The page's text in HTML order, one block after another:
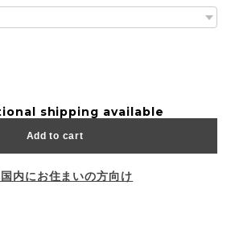
shipping available
Add to cart
内にお住まいの方向け